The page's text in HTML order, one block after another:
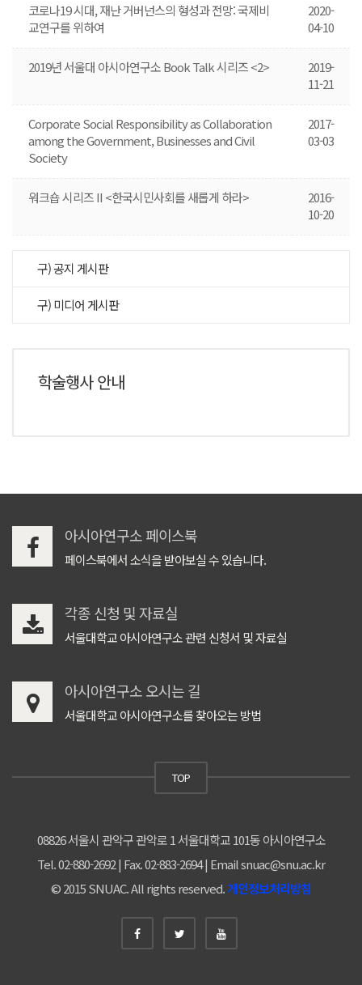
코로나19 시대, 재난 거버넌스의 형성과 전망: 국제비
교연구를 위하여
2020-
04-10
2019년 서울대 아시아연구소 Book Talk 시리즈 <2>
2019-
11-21
​​Corporate Social Responsibility as Collaboration
among the Government, Businesses and Civil
Society
2017-
03-03
워크숍 시리즈 II <한국시민사회를 새롭게 하라>
2016-
10-20
구) 공지 게시판
구) 미디어 게시판
학술행사 안내
아시아연구소 페이스북
페이스북에서 소식을 받아보실 수 있습니다.
각종 신청 및 자료실
서울대학교 아시아연구소 관련 신청서 및 자료실
아시아연구소 오시는 길
서울대학교 아시아연구소를 찾아오는 방법
TOP
08826 서울시 관악구 관악로 1 서울대학교 101동 아시아연구소
Tel. 02-880-2692 | Fax. 02-883-2694 | Email snuac@snu.ac.kr
© 2015 SNUAC. All rights reserved.개인정보처리방침